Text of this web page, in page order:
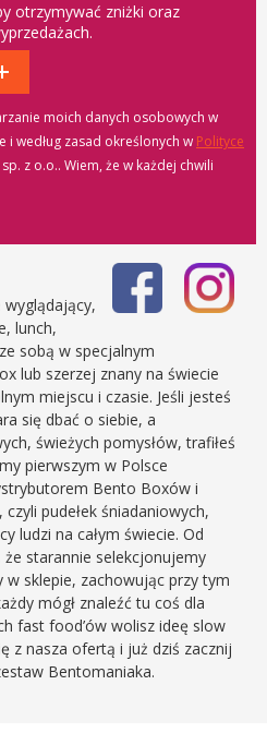
otrzymywać zniżki oraz
moich danych osobowych w
i według zasad określonych w Polityce
sp. z o.o.. Wiem, że w każdej chwili
lunch,
sobą w specjalnym
lub szerzej znany na świecie
miejscu i czasie. Jeśli jesteś
się dbać o siebie, a
świeżych pomysłów, trafiłeś
pierwszym w Polsce
Bento Boxów i
pudełek śniadaniowych,
ludzi na całym świecie. Od
starannie selekcjonujemy
w sklepie, zachowując przy tym
mógł znaleźć tu coś dla
fast food’ów wolisz ideę slow
z nasza ofertą i już dziś zacznij
Bentomaniaka.